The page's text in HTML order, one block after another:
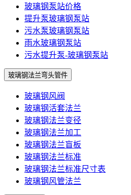
玻璃钢泵站价格
提升泵玻璃钢泵站
污水泵玻璃钢泵站
雨水玻璃钢泵站
污水提升泵-玻璃钢泵站
玻璃钢法兰弯头管件
玻璃钢风阀
玻璃钢活套法兰
玻璃钢法兰变径
玻璃钢法兰加工
玻璃钢法兰盲板
玻璃钢法兰标准
玻璃钢法兰标准尺寸表
玻璃钢风管法兰